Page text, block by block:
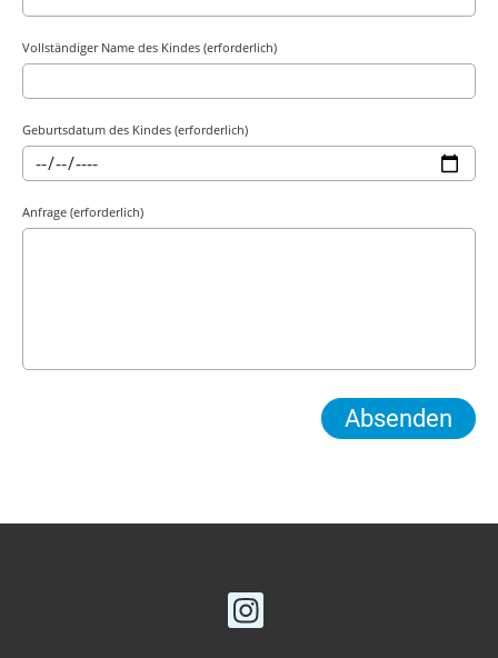
Vollständiger Name des Kindes (erforderlich)
Geburtsdatum des Kindes (erforderlich)
Anfrage (erforderlich)